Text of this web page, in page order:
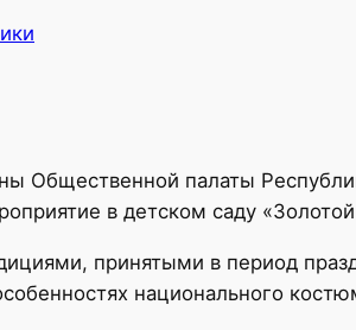
Общественной палаты
в детском саду
принятыми в период
национального